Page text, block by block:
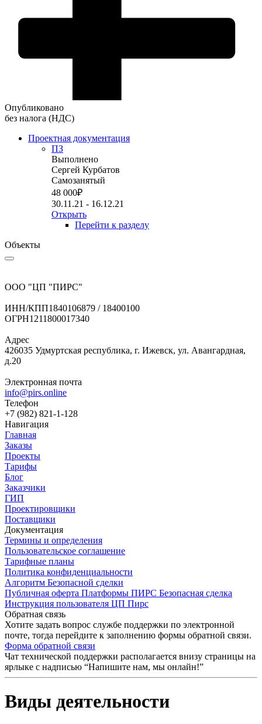
Опубликовано
без налога (НДС)
Проектная документация
ПЗ
Выполнено
Сергей Курбатов
Самозанятый
48 000₽
30.11.21 - 16.12.21
Открыть
Перейти к разделу
Объекты
ООО "ЦП "ПИРС"
ИНН/КПП1840106879 / 18400100
ОГРН1211800017340
Адрес
426035 Удмуртская республика, г. Ижевск, ул. Авангардная,
д.20
Электронная почта
info@pirs.online
Телефон
+7 (982) 821-1-128
Навигация
Главная
Заказы
Проекты
Тарифы
Блог
Заказчики
ГИП
Проектировщики
Поставщики
Документация
Термины и определения
Пользовательское соглашение
Тарифные планы
Политика конфиденциальности
Алгоритм Безопасной сделки
Публичная оферта Платформы ПИРС Безопасная сделка
Инструкция пользователя ЦП Пирс
Обратная связь
Хотите задать вопрос службе поддержки по электронной
почте, тогда перейдите к заполнению формы обратной связи.
Форма обратной связи
Чат технической поддержки располагается внизу страницы на
ярлыке с надписью “Напишите нам, мы онлайн!”
Виды деятельности